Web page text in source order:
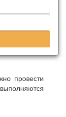
провести